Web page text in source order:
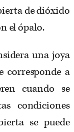
de dióxido
el ópalo.
una joya
corresponde a
cuando se
condiciones
se puede